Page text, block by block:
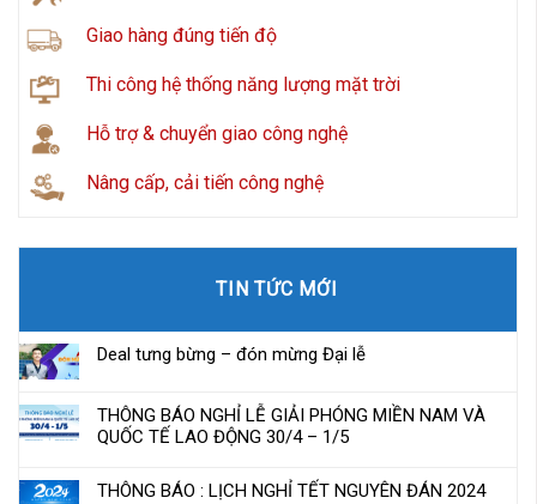
Giao hàng đúng tiến độ
Thi công hệ thống năng lượng mặt trời
Hỗ trợ & chuyển giao công nghệ
Nâng cấp, cải tiến công nghệ
TIN TỨC MỚI
Deal tưng bừng – đón mừng Đại lễ
THÔNG BÁO NGHỈ LỄ GIẢI PHÓNG MIỀN NAM VÀ
QUỐC TẾ LAO ĐỘNG 30/4 – 1/5
THÔNG BÁO : LỊCH NGHỈ TẾT NGUYÊN ĐÁN 2024